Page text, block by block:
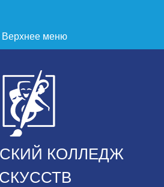
Верхнее меню
КОЛЛЕДЖ